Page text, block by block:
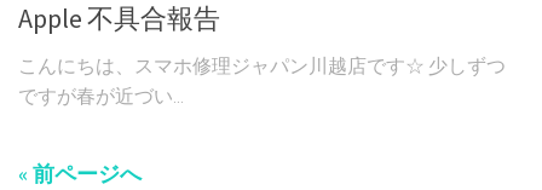
Apple 不具合報告
こんにちは、スマホ修理ジャパン川越店です☆ 少しずつ
ですが春が近づい...
« 前ページへ